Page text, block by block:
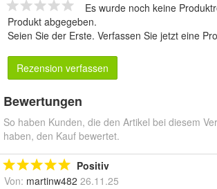
Es wurde noch keine
Produkt abgegeben.
Seien Sie der Erste. Verfassen Sie jetzt eine
Rezension verfassen
Bewertungen
So haben Kunden, die den Artikel bei diesem
haben, den Kauf bewertet.
Positiv
Von: martinw482 26.11.25